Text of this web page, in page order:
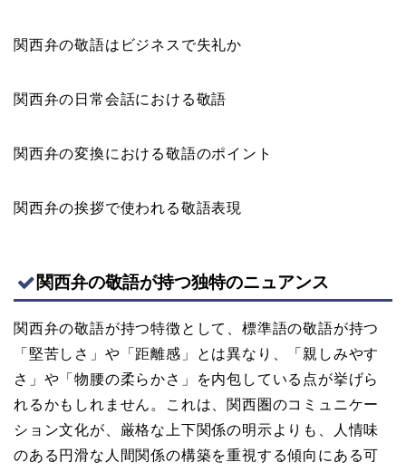
関西弁の敬語はビジネスで失礼か
関西弁の日常会話における敬語
関西弁の変換における敬語のポイント
関西弁の挨拶で使われる敬語表現
関西弁の敬語が持つ独特のニュアンス
関西弁の敬語が持つ特徴として、標準語の敬語が持つ
「堅苦しさ」や「距離感」とは異なり、「親しみやす
さ」や「物腰の柔らかさ」を内包している点が挙げら
れるかもしれません。これは、関西圏のコミュニケー
ション文化が、厳格な上下関係の明示よりも、人情味
のある円滑な人間関係の構築を重視する傾向にある可